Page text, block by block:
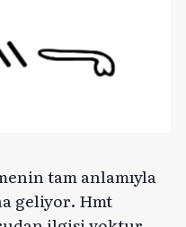
tam anlamıyla
geliyor. Hmt